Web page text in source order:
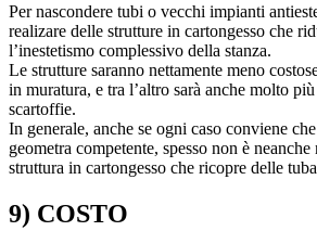
Per nascondere tubi o vecchi impianti
realizare delle strutture in cartongesso che
l’inestetismo complessivo della stanza.
Le strutture saranno nettamente meno
in muratura, e tra l’altro sarà anche molto
scartoffie.
In generale, anche se ogni caso conviene
geometra competente, spesso non è
struttura in cartongesso che ricopre delle
9) COSTO